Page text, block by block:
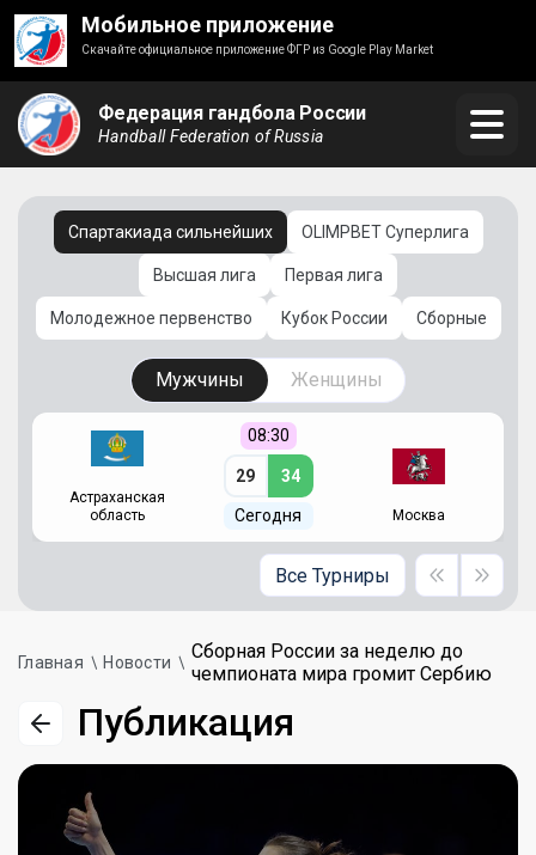
Мобильное приложение
Скачайте официальное приложение ФГР из Google Play Market
Федерация гандбола России
Handball Federation of Russia
Спартакиада сильнейших OLIMPBET Суперлига
Высшая лига Первая лига
Молодежное первенство Кубок России Сборные
Мужчины Женщины
Астраханская
область
08:30
29 34
Сегодня Москва
Все Турниры
Главная Новости
Сборная России за неделю до
чемпионата мира громит Сербию
Публикация